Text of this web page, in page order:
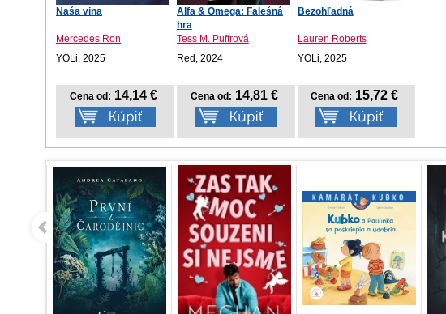
Naša vina
Mercedes Ron
YOLi, 2025
Cena od: 14,14 €
Alfa & Omega: Falešná
hra
Tess M. Puffrová
Red, 2024
Cena od: 14,81 €
Bezohľadná
Lauren Roberts
YOLi, 2025
Cena od: 15,72 €